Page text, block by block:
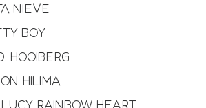
NIEVE
BOY
HOOIBERG
HILIMA
RAINBOW HEART